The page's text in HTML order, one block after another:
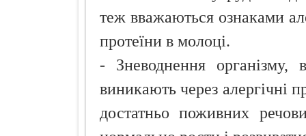
теж вважаються ознаками
протеїни в молоці.
- Зневоднення організму,
виникають через алергічні
достатньо поживних